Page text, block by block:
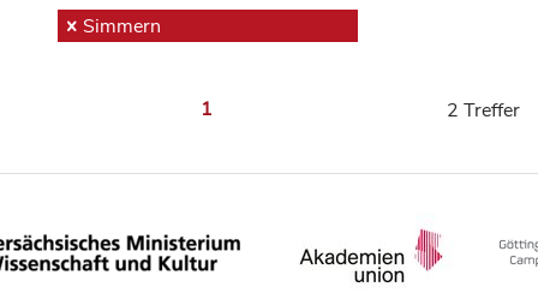
Simmern
1 2 Treffer